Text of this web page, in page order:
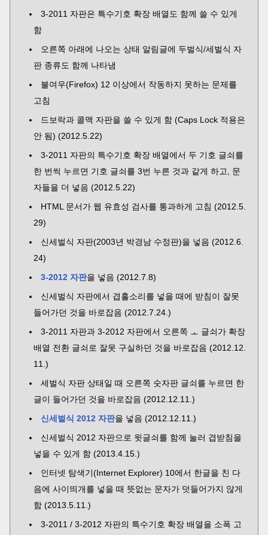
3-2011 자판은 특수기호 확장 배열도 함께 쓸 수 있게
함
오른쪽 아래에 나오는 상태 알림글에 두벌식/세벌식 자
판 종류도 함께 나타냄
불여우(Firefox) 12 이상에서 작동하지 못하는 문제를
고침
드보락과 콜맥 자판을 쓸 수 있게 함 (Caps Lock 적용은
안 됨) (2012.5.22)
3-2011 자판의 특수기호 확장 배열에서 두 기호 글쇠를
한 번씩 누르면 기호 글쇠를 3번 누른 것과 같게 하고, 문
자들을 더 넣음 (2012.5.22)
HTML 문서가 웹 유효성 검사를 통과하게 고침 (2012.5.
29)
신세벌식 자판(2003년 박경남 수정판)을 넣음 (2012.6.
24)
3-2012 자판을 넣음 (2012.7.8)
신세벌식 자판에서 겹홀소리를 넣을 때에 받침이 잘못
들어가던 것을 바로잡음 (2012.7.24.)
3-2011 자판과 3-2012 자판에서 오른쪽 ㅗ 글쇠가 확장
배열 전환 글쇠로 잘못 구실하던 것을 바로잡음 (2012.12.
11.)
세벌식 자판 상태일 때 오른쪽 숫자판 글쇠를 누르면 한
글이 들어가던 것을 바로잡음 (2012.12.11.)
신세벌식 2012 자판을 넣음 (2012.12.11.)
신세벌식 2012 자판으로 윗글쇠를 함께 눌러 겹받침을
넣을 수 있게 함 (2013.4.15.)
인터넷 탐색기(Internet Explorer) 10에서 한글을 친 다
음에 사이띄개를 넣을 때 뜻없는 문자가 덧들어가지 않게
함 (2013.5.11.)
3-2011 / 3-2012 자판의 특수기호 확장 배열을 소폭 고